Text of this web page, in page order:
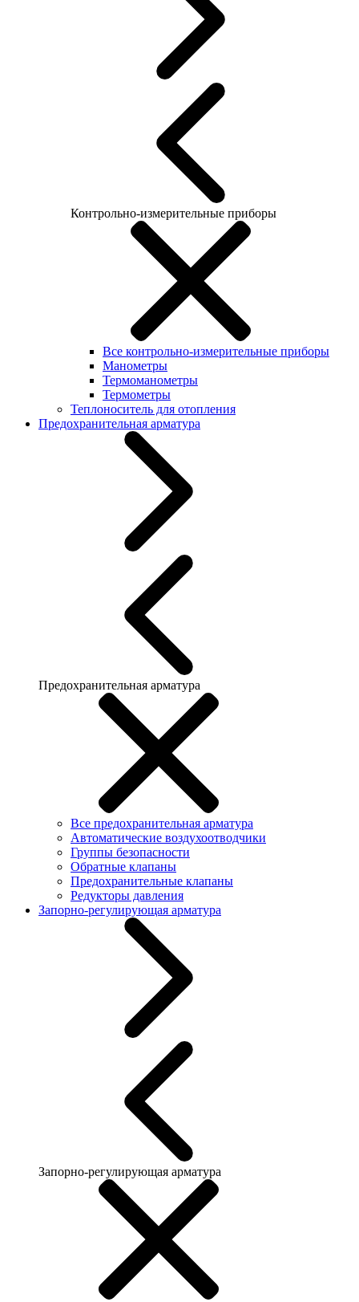
Контрольно-измерительные приборы
Все контрольно-измерительные приборы
Манометры
Термоманометры
Термометры
Теплоноситель для отопления
Предохранительная арматура
Предохранительная арматура
Все предохранительная арматура
Автоматические воздухоотводчики
Группы безопасности
Обратные клапаны
Предохранительные клапаны
Редукторы давления
Запорно-регулирующая арматура
Запорно-регулирующая арматура